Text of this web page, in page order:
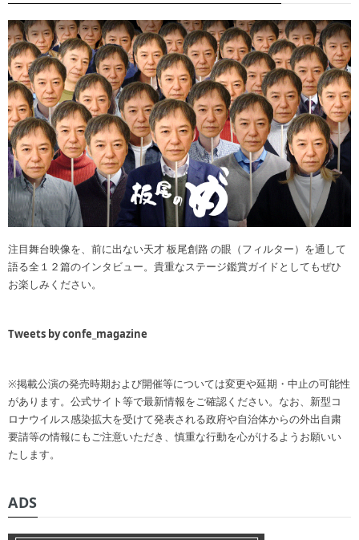
注目舞台映像を、前に出ない天才 板尾創路 の眼（フィルター）を通して
語る全１２篇のインタビュー。貴重なステージ鑑賞ガイドとしてもぜひ
お楽しみください。
Tweets by confe_magazine
※掲載公演の発売時期および開催等については変更や延期・中止の可能性
があります。公式サイト等で最新情報をご確認ください。なお、新型コ
ロナウイルス感染拡大を受けて発表される政府や自治体からの外出自粛
要請等の情報にもご注意いただき、慎重な行動を心がけるようお願いい
たします。
ADS